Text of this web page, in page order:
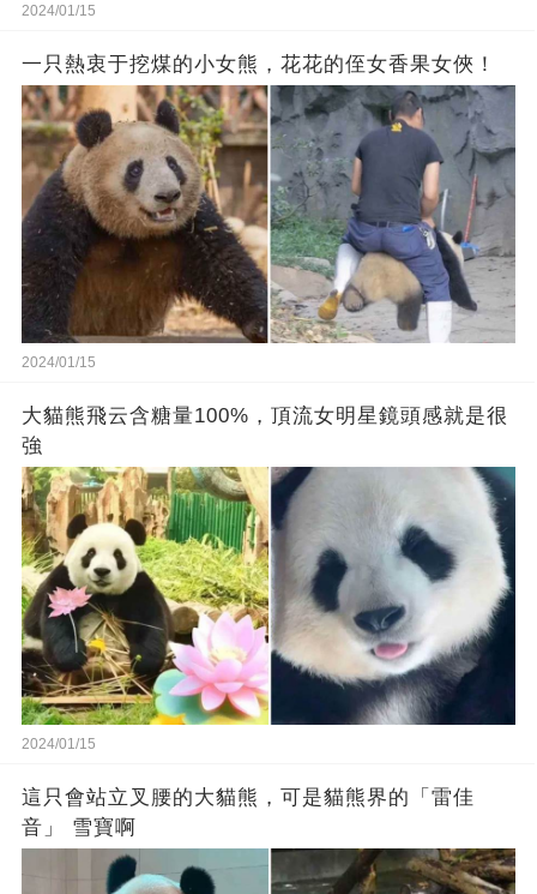
2024/01/15
一只熱衷于挖煤的小女熊，花花的侄女香果女俠！
2024/01/15
大貓熊飛云含糖量100%，頂流女明星鏡頭感就是很
強
2024/01/15
這只會站立叉腰的大貓熊，可是貓熊界的「雷佳
音」 雪寶啊